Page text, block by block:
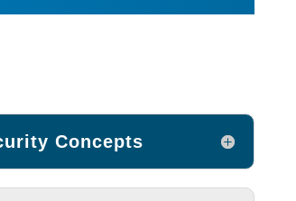
Concepts